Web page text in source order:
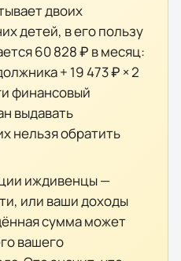
двоих
детей, в его пользу
60 828 ₽ в месяц:
+ 19 473 ₽ × 2
финансовый
выдавать
нельзя обратить
иждивенцы —
или ваши доходы
сумма может
вашего